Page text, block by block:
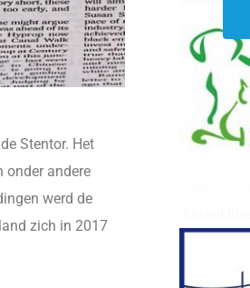
Stentor. Het
onder andere
werd de
zich in 2017